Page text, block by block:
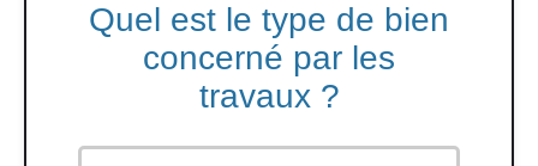
Quel est le type de bien
concerné par les
travaux ?